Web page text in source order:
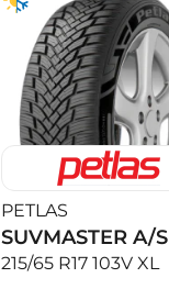
PETLAS
SUVMASTER A/S
215/65 R17 103V XL